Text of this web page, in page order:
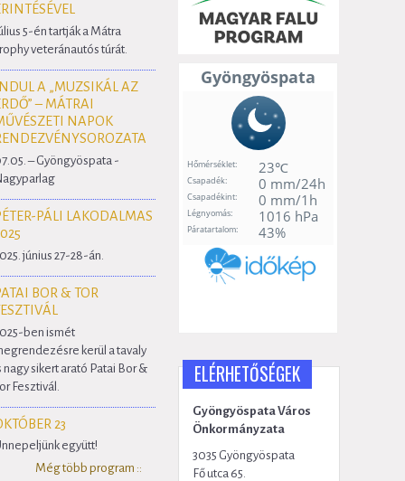
5-én tartják a Mátra
veteránautós túrát.
INDUL A „MUZSIKÁL AZ
– MÁTRAI
NAPOK
– Gyöngyöspata -
PÁLI LAKODALMAS
június 27-28-án.
BOR & TOR
ben ismét
kerül a tavaly
nagy sikert arató Patai Bor &
Fesztivál.
23
együtt!
Még több program ::
ELÉRHETŐSÉGEK
Gyöngyöspata Város
Önkormányzata
3035 Gyöngyöspata
Fő utca 65.